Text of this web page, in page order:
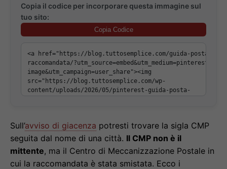
Copia il codice per incorporare questa immagine sul
tuo sito:
Copia Codice
Sull’avviso di giacenza potresti trovare la sigla CMP
seguita dal nome di una città. Il CMP non è il
mittente, ma il Centro di Meccanizzazione Postale in
cui la raccomandata è stata smistata. Ecco i